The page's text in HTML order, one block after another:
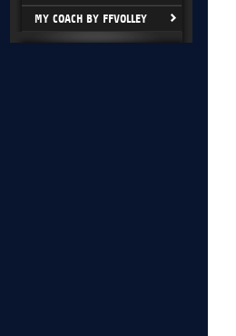
MY COACH BY FFVOLLEY